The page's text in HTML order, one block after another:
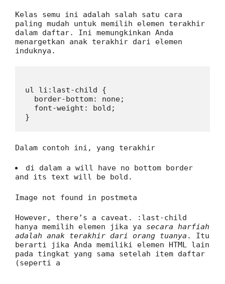
Kelas semu ini adalah salah satu cara
paling mudah untuk memilih elemen terakhir
dalam daftar. Ini memungkinkan Anda
menargetkan anak terakhir dari elemen
induknya.
ul li:last-child {
  border-bottom: none;
  font-weight: bold;
Dalam contoh ini, yang terakhir
di dalam a will have no bottom border
and its text will be bold.
Image not found in postmeta
However, there’s a caveat.
:last-child
hanya memilih elemen jika ya secara harfiah
adalah anak terakhir dari orang tuanya . Itu
berarti jika Anda memiliki elemen HTML lain
pada tingkat yang sama setelah item daftar
(seperti a